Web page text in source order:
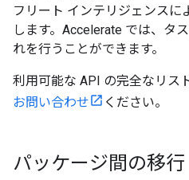
フリート インテリジェンスに
します。Accelerate では、タ
れを行うことができます。
利用可能な API の完全なリス
お問い合わせ
ください。
パッケージ間の移行